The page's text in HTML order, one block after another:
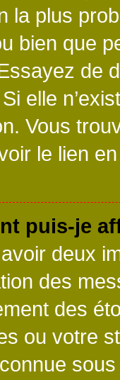
la plus
bien que
de
elle
Vous
le lien
puis-je
deux
des
des
ou votre